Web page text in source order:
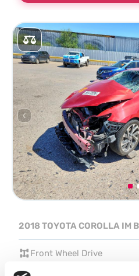
2018 TOYOTA COROLLA IM
Front Wheel Drive